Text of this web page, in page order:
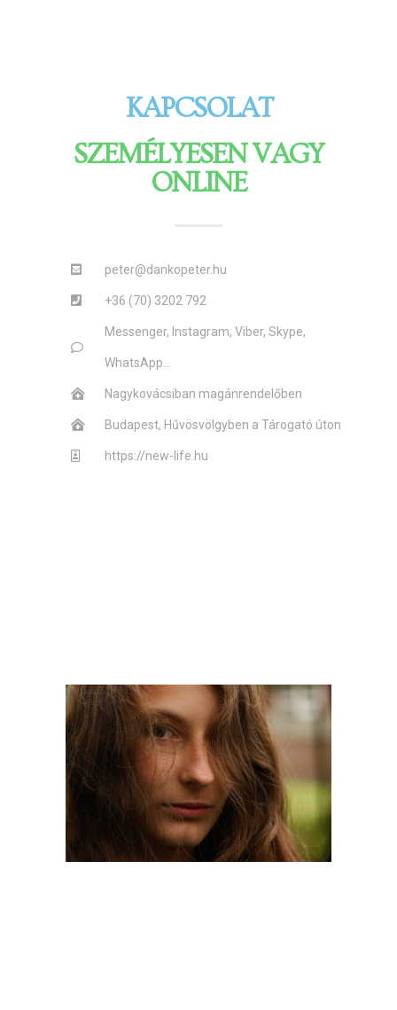
KAPCSOLAT
SZEMÉLYESEN VAGY
ONLINE
peter@dankopeter.hu
+36 (70) 3202 792
Messenger, Instagram, Viber, Skype,
WhatsApp...
Nagykovácsiban magánrendelőben
Budapest, Hűvösvölgyben a Tárogató úton
https://new-life.hu